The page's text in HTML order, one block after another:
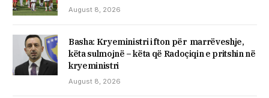
August 8, 2026
Basha: Kryeministri i fton për marrëveshje,
këta sulmojnë – këta që Radoçiqin e pritshin në
kryeministri
August 8, 2026